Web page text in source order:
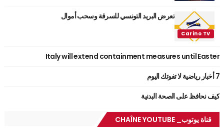
تعرض البريد التونسي للسرقة وسحب أموال
Italy will extend containment measures until Easter
7 أخبار رياضية لا تفوتك اليوم
كيف نحافظ على الصحة البدنية
قناة يوتوب_ CHAÎNE YOUTUBE